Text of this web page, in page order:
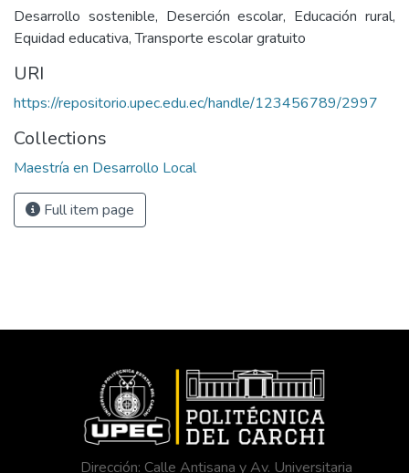
Desarrollo sostenible, Deserción escolar, Educación rural,
Equidad educativa, Transporte escolar gratuito
URI
https://repositorio.upec.edu.ec/handle/123456789/2997
Collections
Maestría en Desarrollo Local
Full item page
Dirección: Calle Antisana y Av. Universitaria